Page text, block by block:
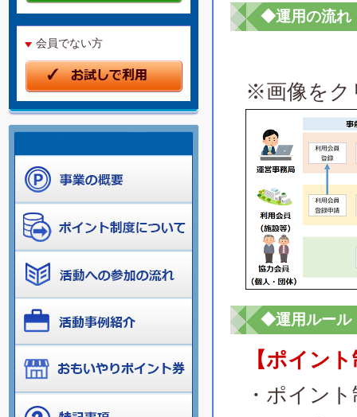
会員でない方
◆運用の流れ
※画像をク
◆運用ルール
【ポイン
・ポイン